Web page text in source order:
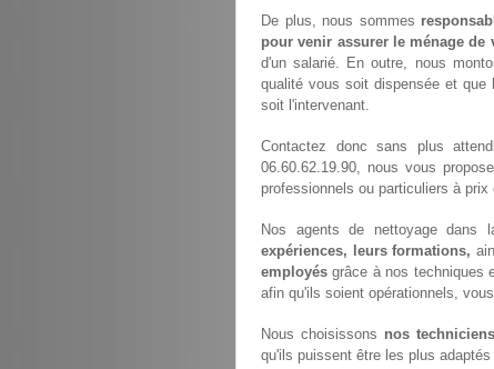
De plus, nous sommes
pour venir assurer le ménage de
d'un salarié. En outre, nous
qualité vous soit dispensée et que
soit l'intervenant.
Contactez donc sans plus
06.60.62.19.90, nous vous
professionnels ou particuliers à prix
Nos agents de nettoyage
expériences, leurs formations,
employés grâce à nos techniques
afin qu'ils soient opérationnels,
Nous choisissons nos techniciens
qu'ils puissent être les plus